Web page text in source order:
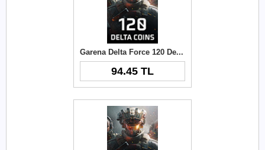
Garena Delta Force 120 Delta Coins TR
94.45 TL